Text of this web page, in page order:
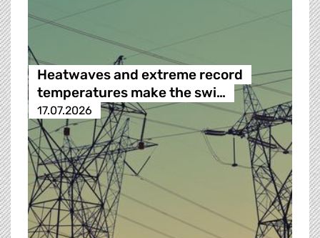
Heatwaves and extreme record
temperatures make the swi…
17.07.2026